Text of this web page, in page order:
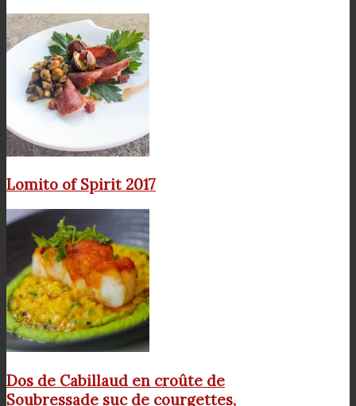
Lomito of Spirit 2017
Dos de Cabillaud en croûte de
Soubressade suc de courgettes,